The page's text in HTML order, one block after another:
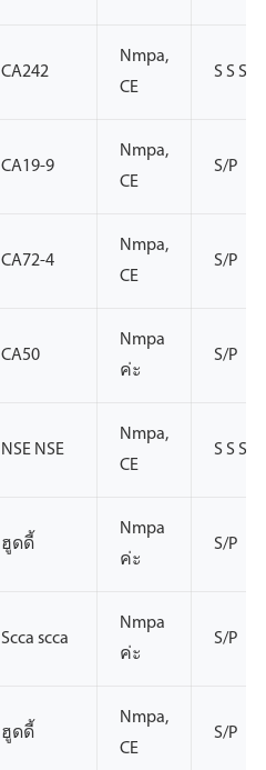
CA242
Nmpa,
CE
S S S
CA19-9
Nmpa,
CE
S/P
CA72-4
Nmpa,
CE
S/P
CA50
Nmpa
ค่ะ
S/P
NSE NSE
Nmpa,
CE
S S S
ฮูดดี้
Nmpa
ค่ะ
S/P
Scca scca
Nmpa
ค่ะ
S/P
ฮูดดี้
Nmpa,
CE
S/P